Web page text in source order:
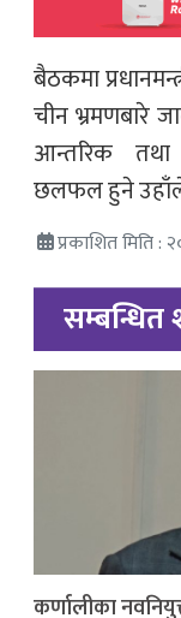
बैठकमा
चीन भ्रमणबारे
आन्तरिक तथा
छलफल हुने
प्रकाशित मिति :
सम्बन्धित
कर्णालीका